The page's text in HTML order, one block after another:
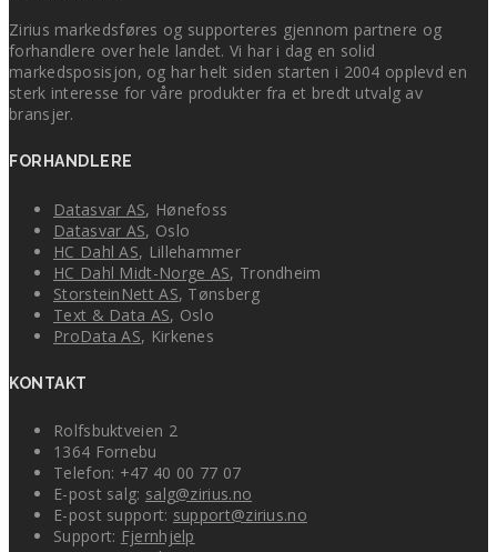
Zirius markedsføres og supporteres gjennom partnere og
forhandlere over hele landet. Vi har i dag en solid
markedsposisjon, og har helt siden starten i 2004 opplevd en
sterk interesse for våre produkter fra et bredt utvalg av
bransjer.
FORHANDLERE
Datasvar AS, Hønefoss
Datasvar AS, Oslo
HC Dahl AS, Lillehammer
HC Dahl Midt-Norge AS, Trondheim
StorsteinNett AS, Tønsberg
Text & Data AS, Oslo
ProData AS, Kirkenes
KONTAKT
Rolfsbuktveien 2
1364 Fornebu
Telefon: +47 40 00 77 07
E-post salg: salg@zirius.no
E-post support: support@zirius.no
Support: Fjernhjelp